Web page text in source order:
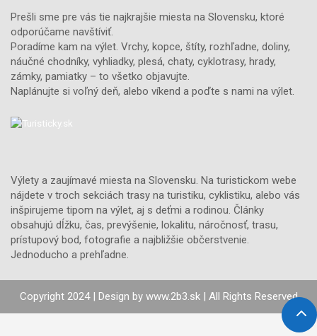
Prešli sme pre vás tie najkrajšie miesta na Slovensku, ktoré
odporúčame navštíviť.
Poradíme kam na výlet. Vrchy, kopce, štíty, rozhľadne, doliny,
náučné chodníky, vyhliadky, plesá, chaty, cyklotrasy, hrady,
zámky, pamiatky – to všetko objavujte.
Naplánujte si voľný deň, alebo víkend a poďte s nami na výlet.
Výlety a zaujímavé miesta na Slovensku. Na turistickom webe
nájdete v troch sekciách trasy na turistiku, cyklistiku, alebo vás
inšpirujeme tipom na výlet, aj s deťmi a rodinou. Články
obsahujú dĺžku, čas, prevýšenie, lokalitu, náročnosť, trasu,
prístupový bod, fotografie a najbližšie občerstvenie.
Jednoducho a prehľadne.
Copyright 2024 | Design by www.2b3.sk| All Rights Reserved